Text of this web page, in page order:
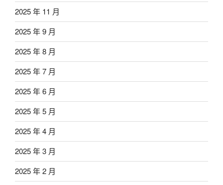
2025 年 11 月
2025 年 9 月
2025 年 8 月
2025 年 7 月
2025 年 6 月
2025 年 5 月
2025 年 4 月
2025 年 3 月
2025 年 2 月